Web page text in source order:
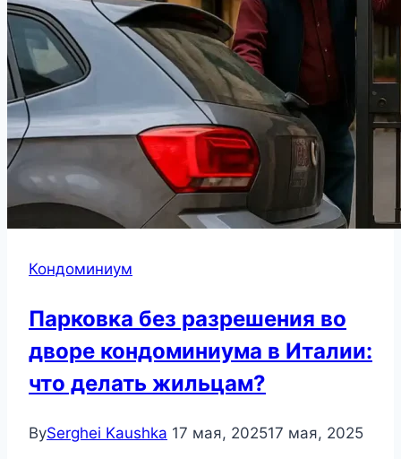
Кондоминиум
Парковка без разрешения во
дворе кондоминиума в Италии:
что делать жильцам?
BySerghei Kaushka 17 мая, 202517 мая, 2025